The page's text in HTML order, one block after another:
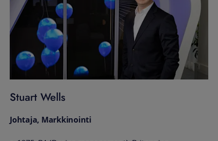
Stuart Wells
Johtaja, Markkinointi